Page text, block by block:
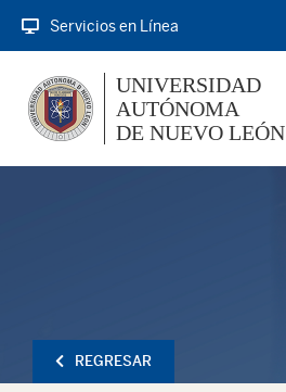
Servicios en Línea
UNIVERSIDAD
AUTÓNOMA
DE NUEVO LEÓN
REGRESAR